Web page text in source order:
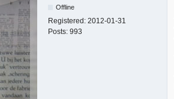
Offline
Registered: 2012-01-31
Posts: 993